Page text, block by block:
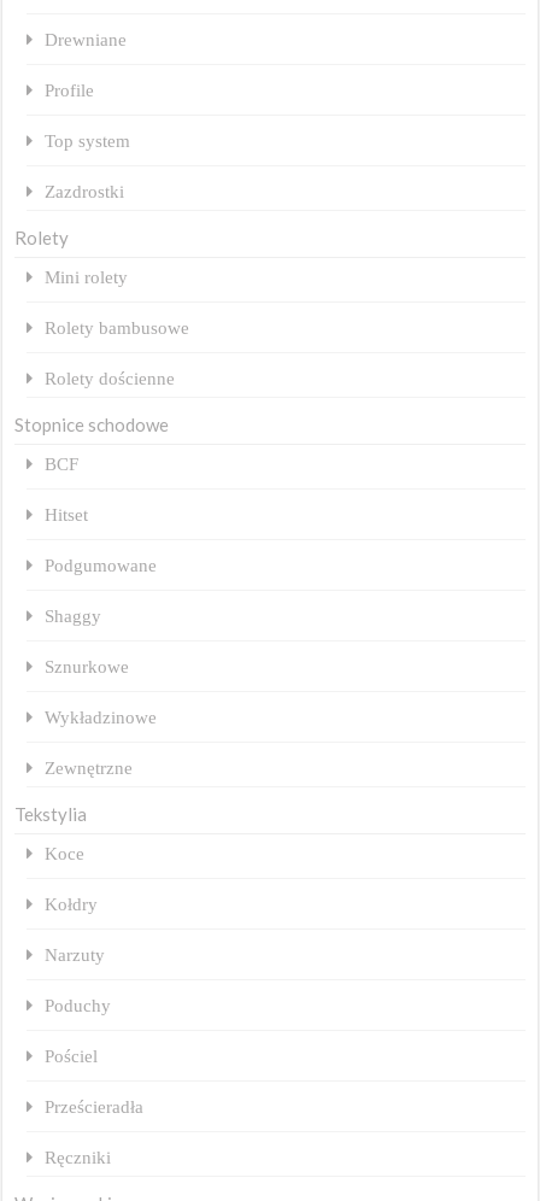
Drewniane
Profile
Top system
Zazdrostki
Rolety
Mini rolety
Rolety bambusowe
Rolety dościenne
Stopnice schodowe
BCF
Hitset
Podgumowane
Shaggy
Sznurkowe
Wykładzinowe
Zewnętrzne
Tekstylia
Koce
Kołdry
Narzuty
Poduchy
Pościel
Prześcieradła
Ręczniki